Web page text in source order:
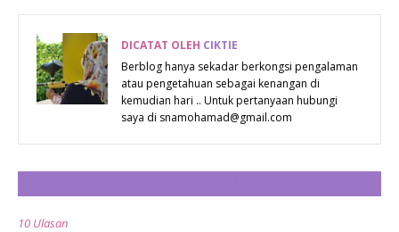
CHICCO
MALAYSIA
SEMPENA
KEMPEN HARI
BAPA UNTUK
MENGGALAKKAN
PENGGUNAAN
KERUSI KERETA
DICATAT OLEH CIKTIE
Berblog hanya sekadar berkongsi pengalaman
atau pengetahuan sebagai kenangan di
kemudian hari .. Untuk pertanyaan hubungi
saya di snamohamad@gmail.com
10 Ulasan